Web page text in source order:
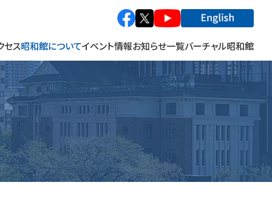
セス
方へ
昭和館について
館長あいさつ
関係施設連携事業
貸出キット
イベント情報
巡回特別企画展
写真展
イベント
お知らせ一覧バーチャル昭和館